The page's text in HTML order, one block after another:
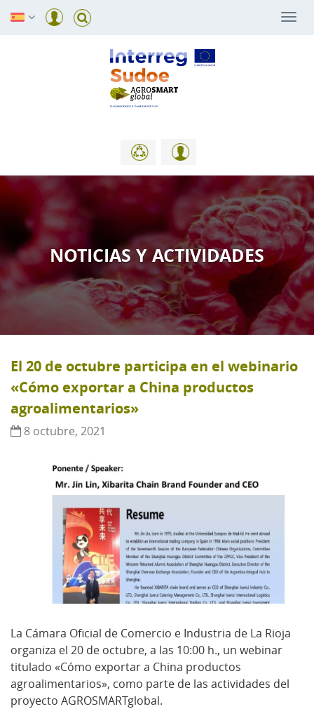
NOTICIAS Y ACTIVIDADES
El 20 de octubre participa en el webinario
«Cómo exportar a China productos
agroalimentarios»
8 octubre, 2021
La Cámara Oficial de Comercio e Industria de La Rioja
organiza el 20 de octubre, a las 10:00 h., un webinar
titulado «Cómo exportar a China productos
agroalimentarios», como parte de las actividades del
proyecto AGROSMARTglobal.